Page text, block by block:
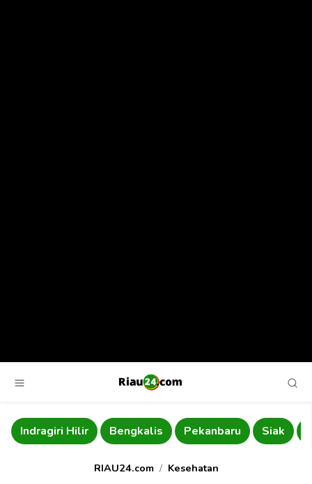
Indragiri Hilir Bengkalis Pekanbaru Siak
RIAU24.com Kesehatan